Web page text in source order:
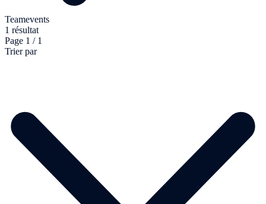
Teamevents
1 résultat
Page 1 / 1
Trier par